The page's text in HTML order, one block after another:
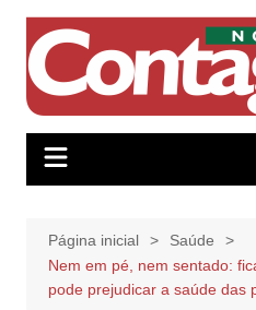
conteúdo
Página inicial
Saúde
Nem em pé, nem sentado:
pode prejudicar a saúde das